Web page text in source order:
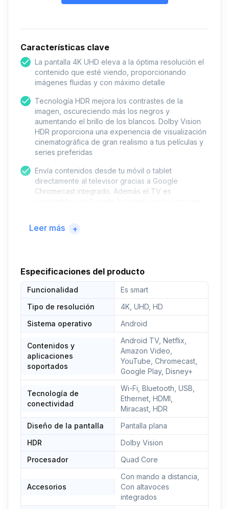
Características clave
La pantalla 4K UHD eleva a la óptima resolución el
contenido que esté viendo, proporcionando
imágenes fluidas y con máximo detalle
Tecnología HDR mejora los contrastes de la
imagen, oscureciendo más los negros y
aumentando el brillo de los blancos. Dolby Vision
HDR proporciona una experiencia de visualización
cinematográfica de gran realismo a tus películas y
series preferidas
Envía contenidos desde tu móvil o tablet
directamente al televisor gracias a Google
Chromecast integrado. Además el TV es
TikTok, entre más de 3000 aplicaciones
WIFI y Bluetooth, 3 puertos HDMI, 2 puertos USB,
Leer más +
Especificaciones del producto
Funcionalidad
Es smart
Tipo de resolución
4K, UHD, HD
Sistema operativo
Android
Contenidos y
aplicaciones
soportados
Android TV, Netflix,
Amazon Video,
YouTube, Chromecast,
Google Play, Disney+
Tecnología de
conectividad
Wi-Fi, Bluetooth, USB,
Ethernet, HDMI,
Miracast, HDR
Diseño de la pantalla
Pantalla plana
HDR
Dolby Vision
Procesador
Quad Core
Accesorios
Con mando a distancia,
Con altavoces
integrados